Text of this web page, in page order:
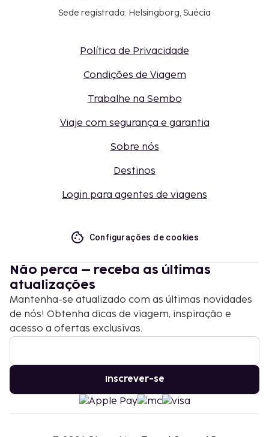
Sede registrada: Helsingborg, Suécia
Política de Privacidade
Condições de Viagem
Trabalhe na Sembo
Viaje com segurança e garantia
Sobre nós
Destinos
Login para agentes de viagens
Configurações de cookies
Não perca – receba as últimas
atualizações
Mantenha-se atualizado com as últimas novidades
de nós! Obtenha dicas de viagem, inspiração e
acesso a ofertas exclusivas.
Inscrever-se